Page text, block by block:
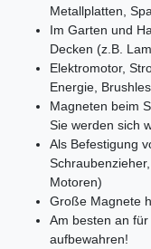
Metallplatten,
Im Garten und
Decken (z.B.
Elektromotor,
Energie,
Magneten beim
Sie werden sich
Als Befestigung
Motoren)
Große Magnete
Am besten an
aufbewahren!